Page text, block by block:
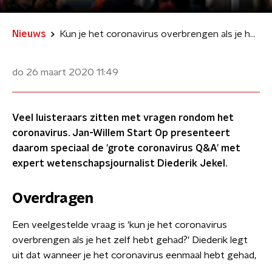
Nieuws Kun je het coronavirus overbrengen als je het zelf hebt gehad?
do 26 maart 2020 11:49
Veel luisteraars zitten met vragen rondom het
coronavirus. Jan-Willem Start Op presenteert
daarom speciaal de 'grote coronavirus Q&A' met
expert wetenschapsjournalist Diederik Jekel.
Overdragen
Een veelgestelde vraag is 'kun je het coronavirus
overbrengen als je het zelf hebt gehad?' Diederik legt
uit dat wanneer je het coronavirus eenmaal hebt gehad,